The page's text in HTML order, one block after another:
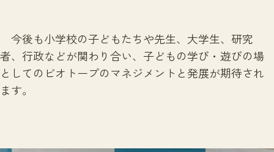
今後も小学校の子どもたちや先生、大学生、研究
者、行政などが関わり合い、子どもの学び・遊びの場
としてのビオトープのマネジメントと発展が期待され
ます。